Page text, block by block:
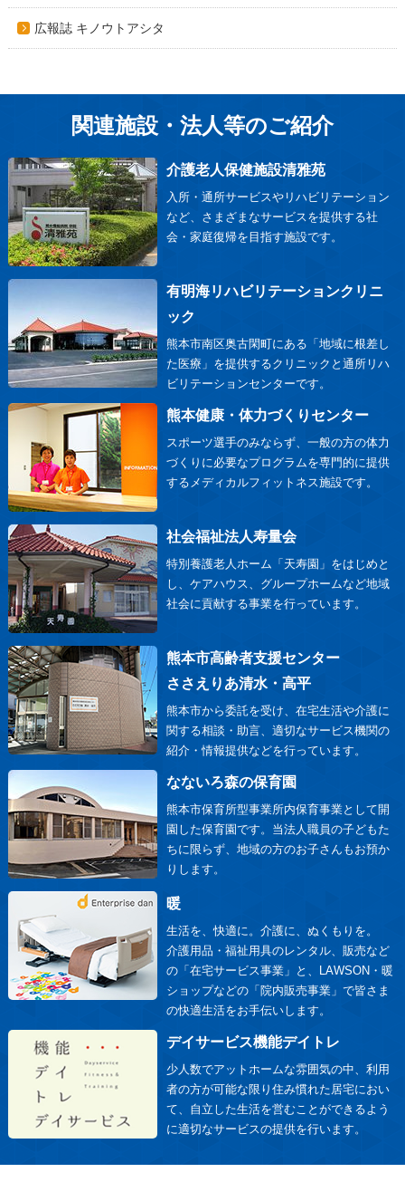
広報誌 キノウトアシタ
関連施設・法人等のご紹介
介護老人保健施設清雅苑
入所・通所サービスやリハビリテーション
など、さまざまなサービスを提供する社
会・家庭復帰を目指す施設です。
有明海リハビリテーションクリニ
ック
熊本市南区奥古閑町にある「地域に根差し
た医療」を提供するクリニックと通所リハ
ビリテーションセンターです。
熊本健康・体力づくりセンター
スポーツ選手のみならず、一般の方の体力
づくりに必要なプログラムを専門的に提供
するメディカルフィットネス施設です。
社会福祉法人寿量会
特別養護老人ホーム「天寿園」をはじめと
し、ケアハウス、グループホームなど地域
社会に貢献する事業を行っています。
熊本市高齢者支援センター
ささえりあ清水・高平
熊本市から委託を受け、在宅生活や介護に
関する相談・助言、適切なサービス機関の
紹介・情報提供などを行っています。
なないろ森の保育園
熊本市保育所型事業所内保育事業として開
園した保育園です。当法人職員の子どもた
ちに限らず、地域の方のお子さんもお預か
りします。
暖
生活を、快適に。介護に、ぬくもりを。
介護用品・福祉用具のレンタル、販売など
の「在宅サービス事業」と、LAWSON・暖
ショップなどの「院内販売事業」で皆さま
の快適生活をお手伝いします。
デイサービス機能デイトレ
少人数でアットホームな雰囲気の中、利用
者の方が可能な限り住み慣れた居宅におい
て、自立した生活を営むことができるよう
に適切なサービスの提供を行います。